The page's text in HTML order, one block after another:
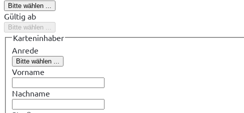
Bitte wählen ...
Gültig ab
Bitte wählen ...
Karteninhaber
Anrede
Bitte wählen ...
Vorname
Nachname